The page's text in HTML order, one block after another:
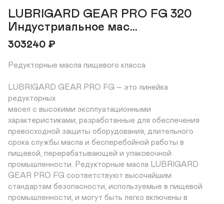
LUBRIGARD GEAR PRO FG 320
Индустриальное мас...
303240 ₽
Редукторные масла пищевого класса
LUBRIGARD GEAR PRO FG – это линейка
редукторных
масел с высокими эксплуатационными
характеристиками, разработанные для обеспечения
превосходной защиты оборудования, длительного
срока службы масла и бесперебойной работы в
пищевой, перерабатывающей и упаковочной
промышленности. Редукторные масла LUBRIGARD
GEAR PRO FG соответствуют высочайшим
стандартам безопасности, используемые в пищевой
промышленности, и могут быть легко включены в